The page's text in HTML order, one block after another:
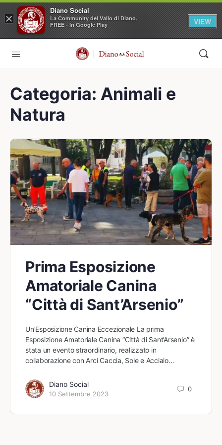
Categoria: Animali e
Natura
Prima Esposizione
Amatoriale Canina
“Città di Sant’Arsenio”
Un’Esposizione Canina Eccezionale La prima
Esposizione Amatoriale Canina “Città di Sant’Arsenio” è
stata un evento straordinario, realizzato in
collaborazione con Arci Caccia, Sole e Acciaio…
Diano Social
10 Settembre 2023
0
×
Diano Social
La Community del Vallo di Diano.
FREE - In Google Play
VIEW